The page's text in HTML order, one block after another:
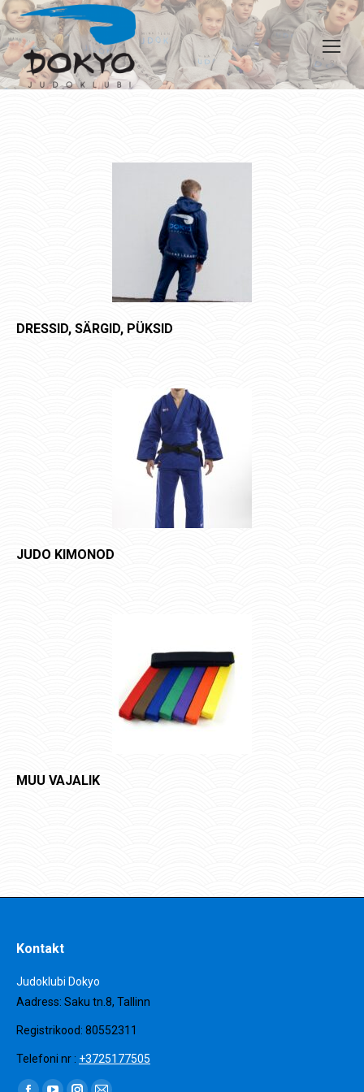
DRESSID, SÄRGID, PÜKSID
JUDO KIMONOD
MUU VAJALIK
Kontakt
Judoklubi Dokyo
Aadress: Saku tn.8, Tallinn
Registrikood: 80552311
Telefoni nr : +3725177505
Find us on: